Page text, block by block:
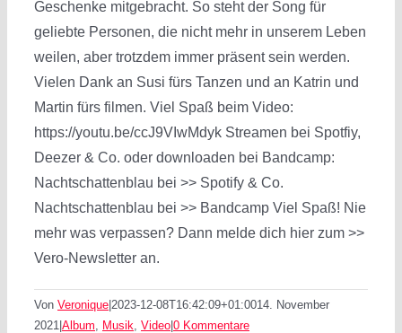
Geschenke mitgebracht. So steht der Song für
geliebte Personen, die nicht mehr in unserem Leben
weilen, aber trotzdem immer präsent sein werden.
Vielen Dank an Susi fürs Tanzen und an Katrin und
Martin fürs filmen. Viel Spaß beim Video:
https://youtu.be/ccJ9VIwMdyk Streamen bei Spotfiy,
Deezer & Co. oder downloaden bei Bandcamp:
Nachtschattenblau bei >> Spotify & Co.
Nachtschattenblau bei >> Bandcamp Viel Spaß! Nie
mehr was verpassen? Dann melde dich hier zum >>
Vero-Newsletter an.
Von Veronique 2023-12-08T16:42:09+01:0014. November
2021 Album, Musik, Video 0 Kommentare